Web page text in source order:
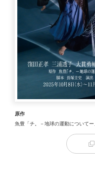
原作
魚豊「チ。－地球の運動について